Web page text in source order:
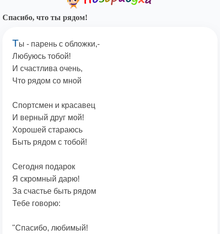
Спасибо, что ты рядом!
Ты - парень с обложки,-
Любуюсь тобой!
И счастлива очень,
Что рядом со мной
Спортсмен и красавец
И верный друг мой!
Хорошей стараюсь
Быть рядом с тобой!
Сегодня подарок
Я скромный дарю!
За счастье быть рядом
Тебе говорю:
"Спасибо, любимый!